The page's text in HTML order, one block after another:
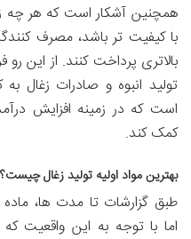
همچنین آشکار است که هر چه
با کیفیت تر باشد، مصرف
بالاتری پرداخت کنند. از این
تولید انبوه و صادرات زغال
است که در زمینه افزایش
کمک کند.
بهترین مواد اولیه تولید زغال چیست؟
طبق گزارشات تا مدت ها،
اما با توجه به این واقعیت